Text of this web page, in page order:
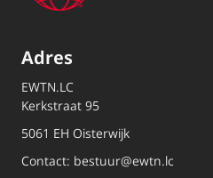
Adres
EWTN.LC
Kerkstraat 95
5061 EH Oisterwijk
Contact: bestuur@ewtn.lc